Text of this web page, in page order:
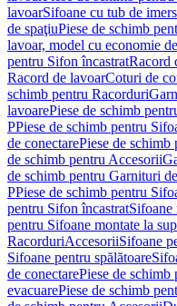
lavoarSifoane cu tub de
de spaţiuPiese de schimb
lavoar, model cu economie
pentru Sifon încastratRacord
Racord de lavoarCoturi de
schimb pentru Racorduri
lavoarePiese de schimb
PPiese de schimb pentru
de conectarePiese de schimb
de schimb pentru Accesorii
de schimb pentru Garnituri
PPiese de schimb pentru
pentru Sifon încastratSifoane
pentru Sifoane montate la
RacorduriAccesoriiSifoane
Sifoane pentru spălătoare
de conectarePiese de schimb
evacuarePiese de schimb